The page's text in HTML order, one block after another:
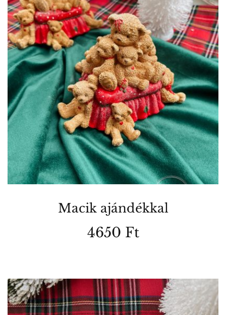
Macik ajándékkal
4650 Ft